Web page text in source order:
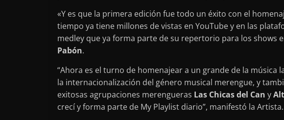
«Y es que la primera edición fue todo un éxito con el
tiempo ya tiene millones de vistas en YouTube y en las
medley que ya forma parte de su repertorio para los shows
Pabón.
“Ahora es el turno de homenajear a un grande de la música
la internacionalización del género musical merengue, y
exitosas agrupaciones merengueras Las Chicas del Can y
crecí y forma parte de My Playlist diario”, manifestó la Artista.